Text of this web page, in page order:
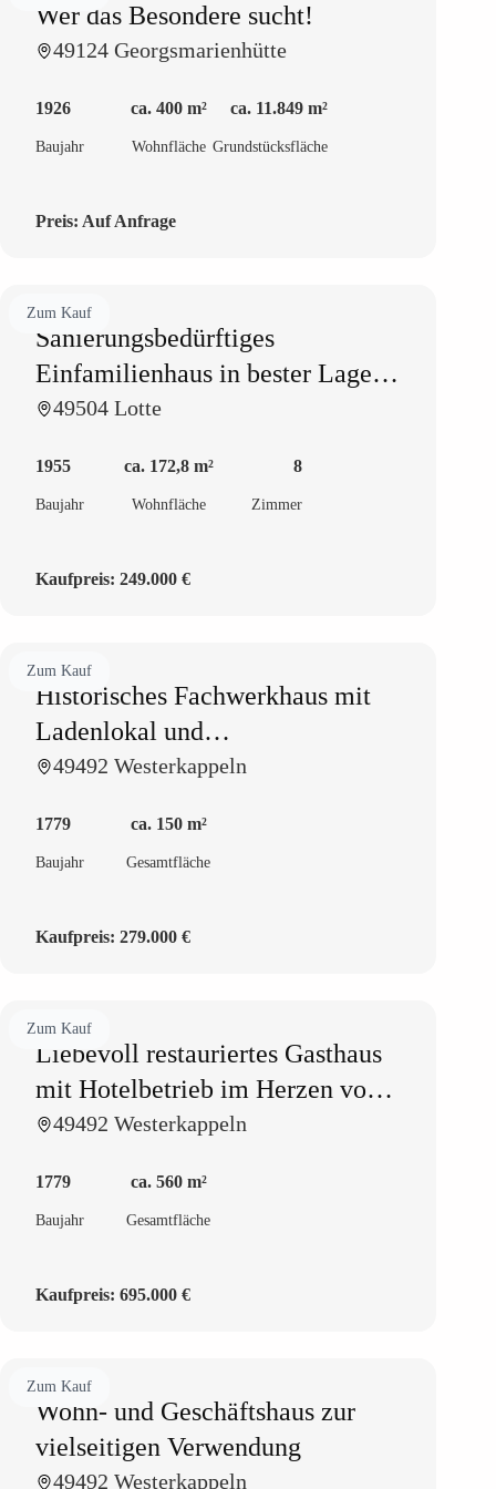
Wer das Besondere sucht!
49124 Georgsmarienhütte
1926
Baujahr
ca. 400 m²
Wohnfläche
ca. 11.849 m²
Grundstücksfläche
Preis: Auf Anfrage
Zum Kauf
Sanierungsbedürftiges
Einfamilienhaus in bester Lage
mit Entwicklungspotential
49504 Lotte
1955
Baujahr
ca. 172,8 m²
Wohnfläche
8
Zimmer
Kaufpreis: 249.000 €
Zum Kauf
Historisches Fachwerkhaus mit
Ladenlokal und
Zimmervermietung
49492 Westerkappeln
1779
Baujahr
ca. 150 m²
Gesamtfläche
Kaufpreis: 279.000 €
Zum Kauf
Liebevoll restauriertes Gasthaus
mit Hotelbetrieb im Herzen von
Westerkappeln
49492 Westerkappeln
1779
Baujahr
ca. 560 m²
Gesamtfläche
Kaufpreis: 695.000 €
Zum Kauf
Wohn- und Geschäftshaus zur
vielseitigen Verwendung
49492 Westerkappeln